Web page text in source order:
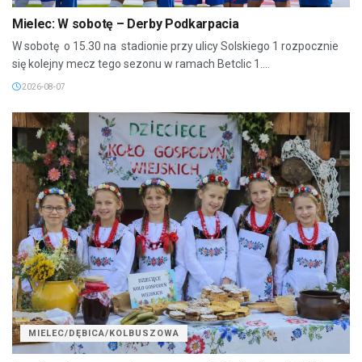
Mielec: W sobotę – Derby Podkarpacia
W sobotę o 15.30 na stadionie przy ulicy Solskiego 1 rozpocznie
się kolejny mecz tego sezonu w ramach Betclic 1....
2026-08-07
MIELEC/DĘBICA/KOLBUSZOWA